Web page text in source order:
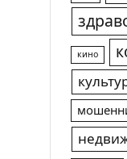
кино